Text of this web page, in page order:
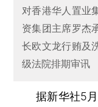
对香港华人置业
资集团主席罗杰
长欧文龙行贿及
级法院排期审讯
据新华社5月